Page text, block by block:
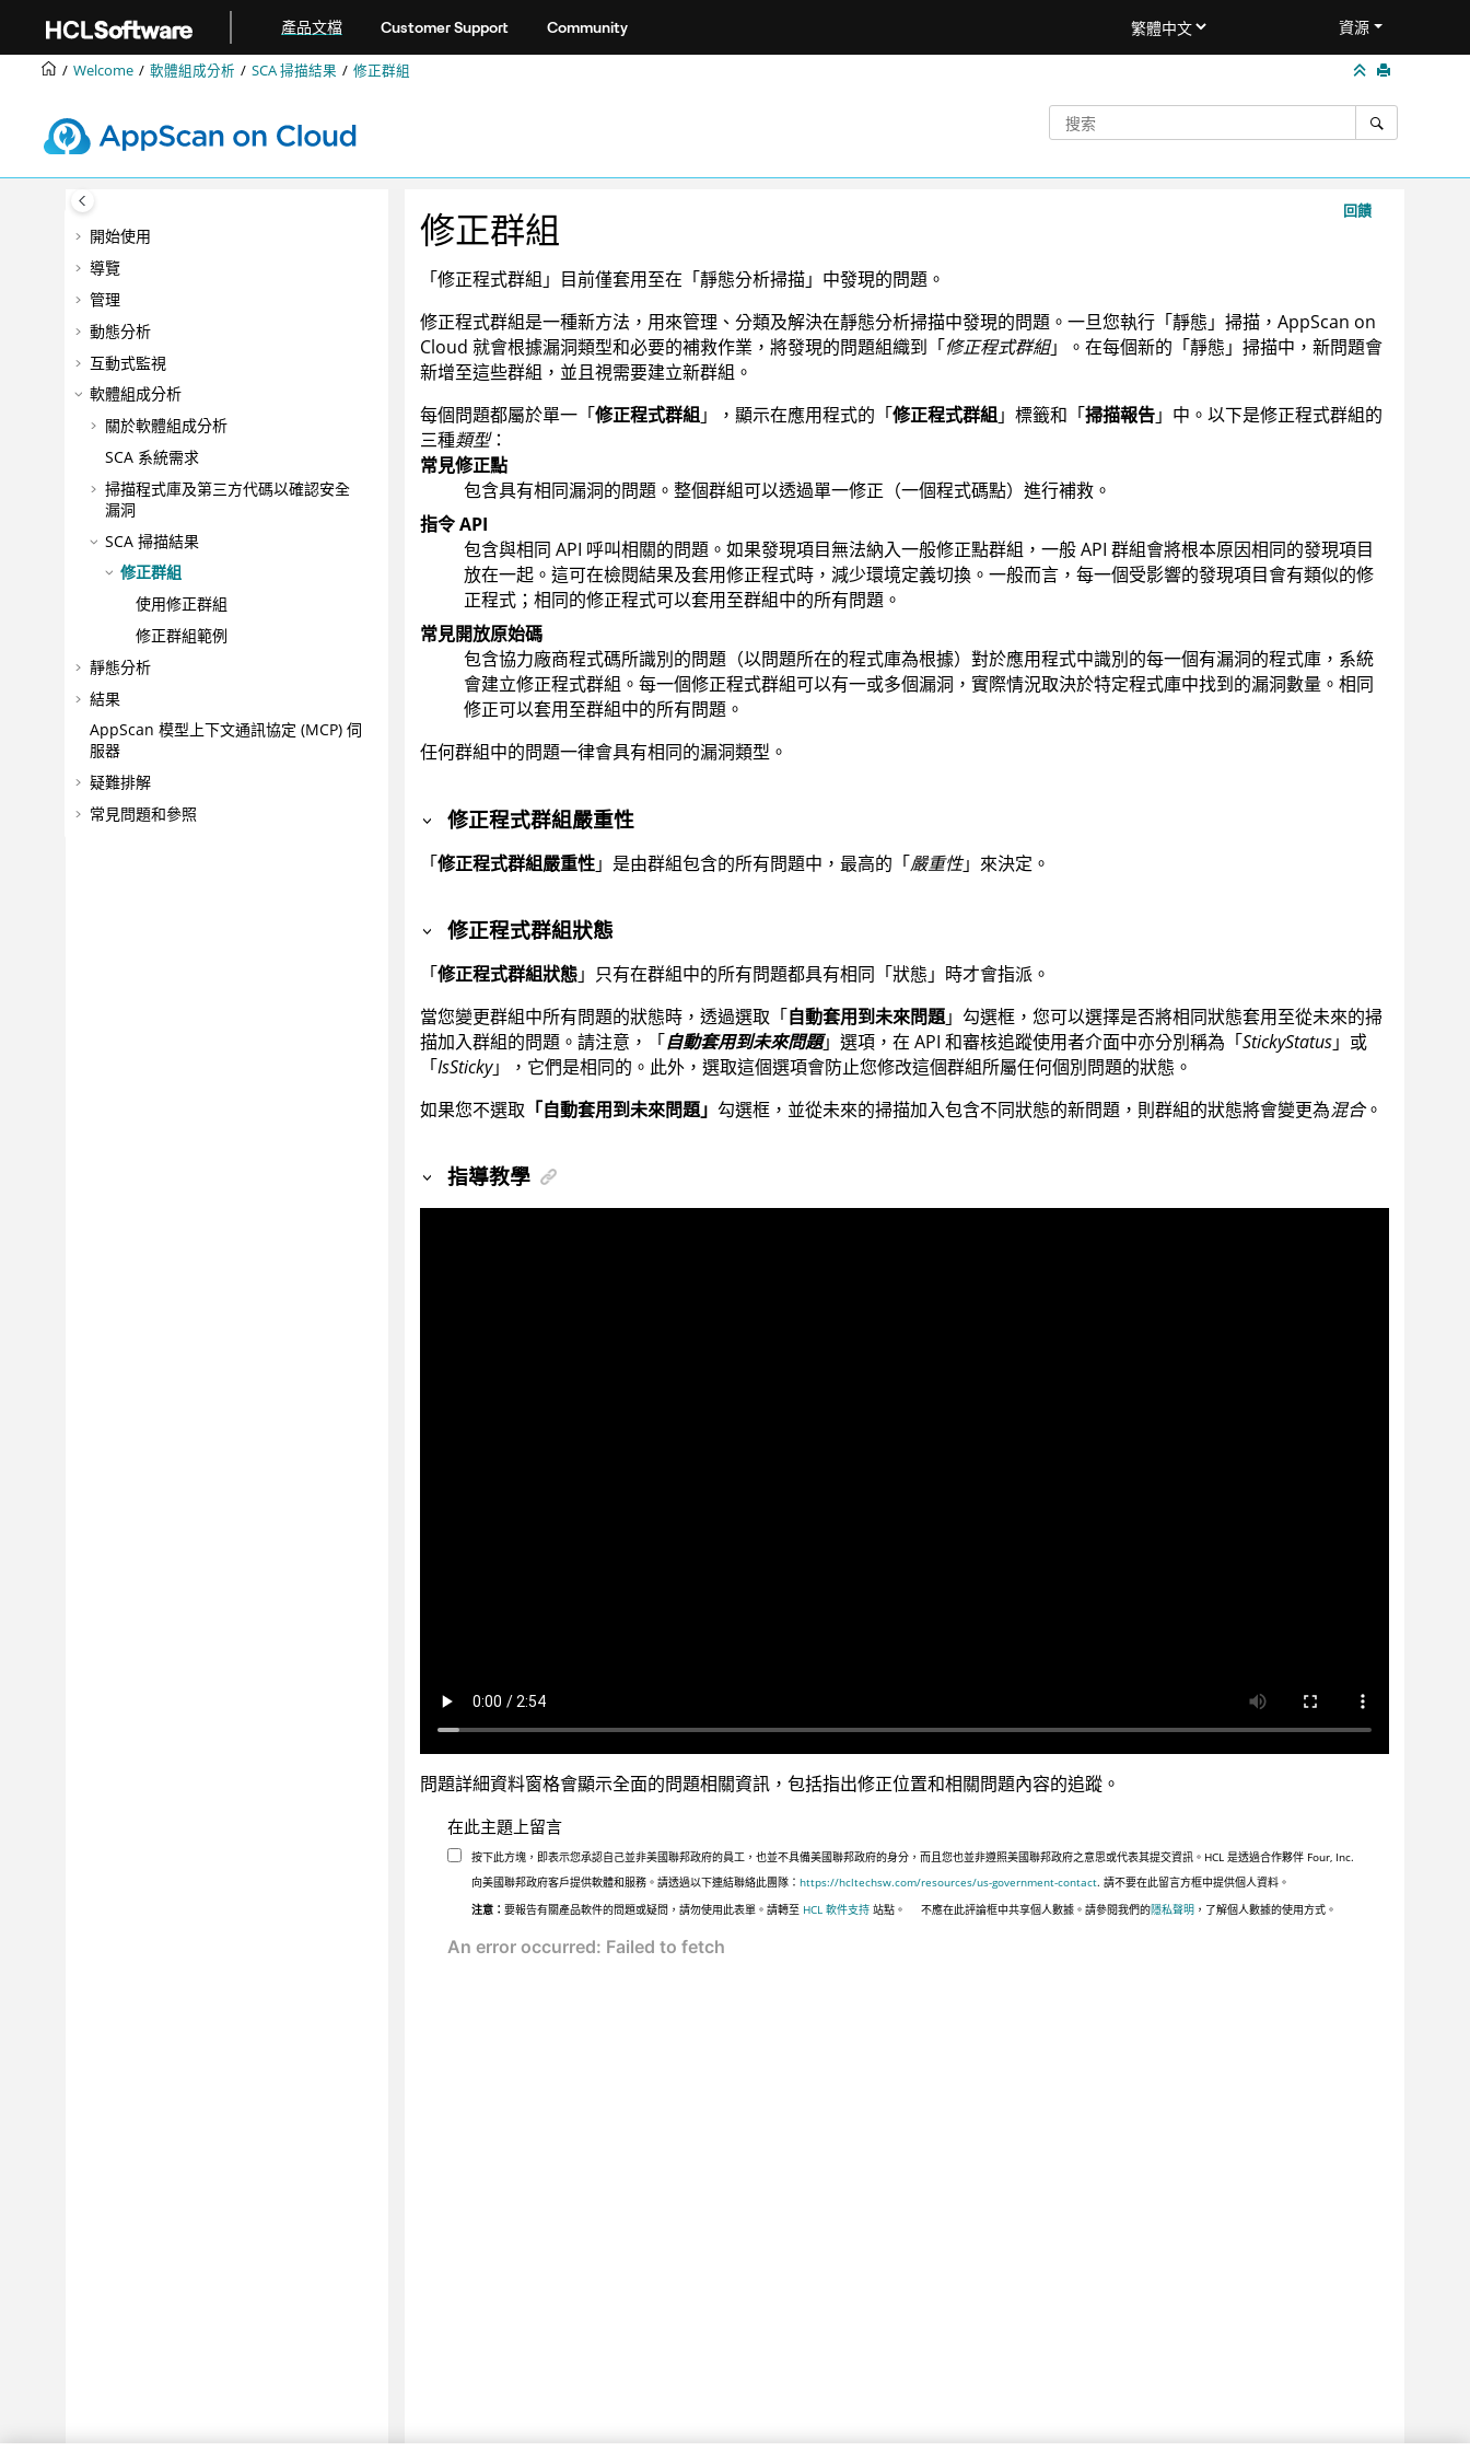
產品文檔 Customer Support Community 資源
Welcome 軟體組成分析 SCA 掃描結果 修正群組
開始使用
導覽
管理
動態分析
互動式監視
軟體組成分析
關於軟體組成分析
SCA 系統需求
掃描程式庫及第三方代碼以確認安全
漏洞
SCA 掃描結果
修正群組
使用修正群組
修正群組範例
靜態分析
結果
AppScan 模型上下文通訊協定 (MCP) 伺
服器
疑難排解
常見問題和參照
回饋
修正群組
「修正程式群組」目前僅套用至在「靜態分析掃描」中發現的問題。
修正程式群組是一種新方法，用來管理、分類及解決在靜態分析掃描中發現的問題。一旦您執行「靜態」掃描， AppScan on
Cloud 就會根據漏洞類型和必要的補救作業，將發現的問題組織到「修正程式群組」。在每個新的「靜態」掃描中，新問題會
新增至這些群組，並且視需要建立新群組。
每個問題都屬於單一「修正程式群組」，顯示在應用程式的「修正程式群組」標籤和「掃描報告」中。以下是修正程式群組的
三種類型：
常見修正點
包含具有相同漏洞的問題。整個群組可以透過單一修正（一個程式碼點）進行補救。
指令 API
包含與相同 API 呼叫相關的問題。如果發現項目無法納入一般修正點群組，一般 API 群組會將根本原因相同的發現項目
放在一起。這可在檢閱結果及套用修正程式時，減少環境定義切換。一般而言，每一個受影響的發現項目會有類似的修
正程式；相同的修正程式可以套用至群組中的所有問題。
常見開放原始碼
包含協力廠商程式碼所識別的問題（以問題所在的程式庫為根據）對於應用程式中識別的每一個有漏洞的程式庫，系統
會建立修正程式群組。每一個修正程式群組可以有一或多個漏洞，實際情況取決於特定程式庫中找到的漏洞數量。相同
修正可以套用至群組中的所有問題。
任何群組中的問題一律會具有相同的漏洞類型。
修正程式群組嚴重性
「修正程式群組嚴重性」是由群組包含的所有問題中，最高的「嚴重性」來決定。
修正程式群組狀態
「修正程式群組狀態」只有在群組中的所有問題都具有相同「狀態」時才會指派。
當您變更群組中所有問題的狀態時，透過選取「自動套用到未來問題」勾選框，您可以選擇是否將相同狀態套用至從未來的掃
描加入群組的問題。請注意，「自動套用到未來問題」選項，在 API 和審核追蹤使用者介面中亦分別稱為「StickyStatus」或
「IsSticky」，它們是相同的。此外，選取這個選項會防止您修改這個群組所屬任何個別問題的狀態。
如果您不選取 「自動套用到未來問題」 勾選框，並從未來的掃描加入包含不同狀態的新問題，則群組的狀態將會變更為混合。
指導教學
問題詳細資料窗格會顯示全面的問題相關資訊，包括指出修正位置和相關問題內容的追蹤。
在此主題上留言
按下此方塊，即表示您承認自己並非美國聯邦政府的員工，也並不具備美國聯邦政府的身分，而且您也並非遵照美國聯邦政府之意思或代表其提交資訊。HCL 是透過合作夥伴 Four, Inc.
向美國聯邦政府客戶提供軟體和服務。請透過以下連結聯絡此團隊：https://hcltechsw.com/resources/us-government-contact. 請不要在此留言方框中提供個人資料。
注意：要報告有關產品軟件的問題或疑問，請勿使用此表單。請轉至 HCL 軟件支持 站點。 不應在此評論框中共享個人數據。請參閱我們的隱私聲明 ，了解個人數據的使用方式。